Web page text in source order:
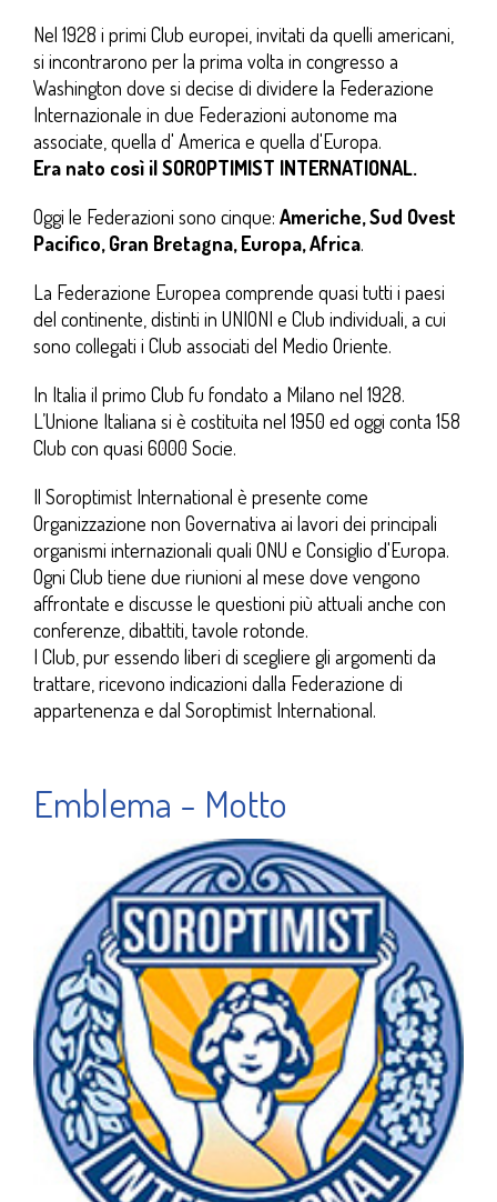
Nel 1928 i primi Club europei, invitati da quelli americani,
si incontrarono per la prima volta in congresso a
Washington dove si decise di dividere la Federazione
Internazionale in due Federazioni autonome ma
associate, quella d' America e quella d'Europa.
Era nato così il SOROPTIMIST INTERNATIONAL.
Oggi le Federazioni sono cinque: Americhe, Sud Ovest
Pacifico, Gran Bretagna, Europa, Africa.
La Federazione Europea comprende quasi tutti i paesi
del continente, distinti in UNIONI e Club individuali, a cui
sono collegati i Club associati del Medio Oriente.
In Italia il primo Club fu fondato a Milano nel 1928.
L’Unione Italiana si è costituita nel 1950 ed oggi conta 158
Club con quasi 6000 Socie.
Il Soroptimist International è presente come
Organizzazione non Governativa ai lavori dei principali
organismi internazionali quali ONU e Consiglio d'Europa.
Ogni Club tiene due riunioni al mese dove vengono
affrontate e discusse le questioni più attuali anche con
conferenze, dibattiti, tavole rotonde.
I Club, pur essendo liberi di scegliere gli argomenti da
trattare, ricevono indicazioni dalla Federazione di
appartenenza e dal Soroptimist International.
Emblema - Motto